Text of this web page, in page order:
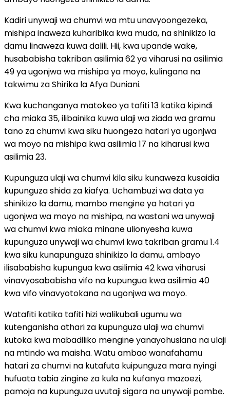
Kadiri unywaji wa chumvi wa mtu unavyoongezeka,
mishipa inaweza kuharibika kwa muda, na shinikizo la
damu linaweza kuwa dalili. Hii, kwa upande wake,
husababisha takriban asilimia 62 ya viharusi na asilimia
49 ya ugonjwa wa mishipa ya moyo, kulingana na
takwimu za Shirika la Afya Duniani.
Kwa kuchanganya matokeo ya tafiti 13 katika kipindi
cha miaka 35, ilibainika kuwa ulaji wa ziada wa gramu
tano za chumvi kwa siku huongeza hatari ya ugonjwa
wa moyo na mishipa kwa asilimia 17 na kiharusi kwa
asilimia 23.
Kupunguza ulaji wa chumvi kila siku kunaweza kusaidia
kupunguza shida za kiafya. Uchambuzi wa data ya
shinikizo la damu, mambo mengine ya hatari ya
ugonjwa wa moyo na mishipa, na wastani wa unywaji
wa chumvi kwa miaka minane ulionyesha kuwa
kupunguza unywaji wa chumvi kwa takriban gramu 1.4
kwa siku kunapunguza shinikizo la damu, ambayo
ilisababisha kupungua kwa asilimia 42 kwa viharusi
vinavyosababisha vifo na kupungua kwa asilimia 40
kwa vifo vinavyotokana na ugonjwa wa moyo.
Watafiti katika tafiti hizi walikubali ugumu wa
kutenganisha athari za kupunguza ulaji wa chumvi
kutoka kwa mabadiliko mengine yanayohusiana na ulaji
na mtindo wa maisha. Watu ambao wanafahamu
hatari za chumvi na kutafuta kuipunguza mara nyingi
hufuata tabia zingine za kula na kufanya mazoezi,
pamoja na kupunguza uvutaji sigara na unywaji pombe.